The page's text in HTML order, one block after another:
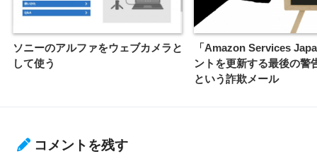
ソニーのアルファをウェブカメラと
して使う
「Amazon Services
ントを更新する最後の警
という詐欺メール
コメントを残す